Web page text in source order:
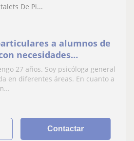
De Pi...
a alumnos de
necesidades
para el
27 años. Soy psicóloga general
en diferentes áreas. En cuanto a
Contactar